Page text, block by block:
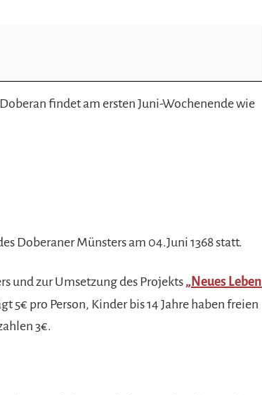
findet am ersten Juni-Wochenende wie
Doberaner Münsters am 04.Juni 1368 statt.
und zur Umsetzung des Projekts „Neues Leben
5€ pro Person, Kinder bis 14 Jahre haben freien
3€.